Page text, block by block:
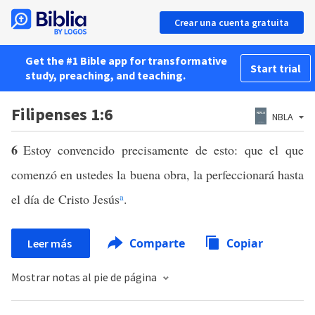
Crear una cuenta gratuita
Get the #1 Bible app for transformative
study, preaching, and teaching.
Start trial
Filipenses 1:6 NBLA
6 Estoy convencido precisamente de esto: que el que
comenzó en ustedes la buena obra, la perfeccionará hasta
el día de Cristo Jesúsa.
Leer más Comparte Copiar
Mostrar notas al pie de página